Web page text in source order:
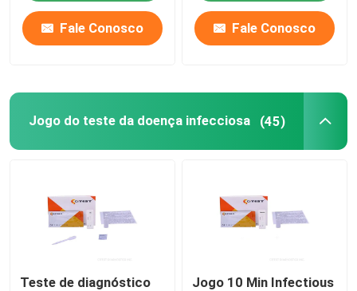
Jogo do teste da doença infecciosa
Teste rápido do marcador do tumor
Teste rápido da saúde
SE leitor
Fale Conosco Fale Conosco
Jogo do teste da doença infecciosa (45)
Teste de diagnóstico
Jogo 10 Min Infectious